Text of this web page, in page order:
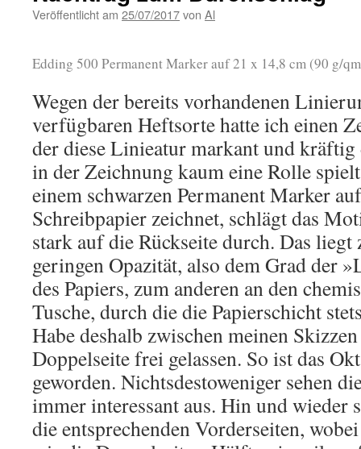
Veröffentlicht am 25/07/2017von Al
Edding 500 Permanent Marker auf 21 x 14,8 cm (90 g/
Wegen der bereits vorhandenen
verfügbaren Heftsorte hatte ich einen
der diese Linieatur markant und kräftig
in der Zeichnung kaum eine Rolle
einem schwarzen Permanent Marker
Schreibpapier zeichnet, schlägt das
stark auf die Rückseite durch. Das liegt
geringen Opazität, also dem Grad der
des Papiers, zum anderen an den
Tusche, durch die die Papierschicht
Habe deshalb zwischen meinen
Doppelseite frei gelassen. So ist das
geworden. Nichtsdestoweniger sehen
immer interessant aus. Hin und wieder
die entsprechenden Vorderseiten,